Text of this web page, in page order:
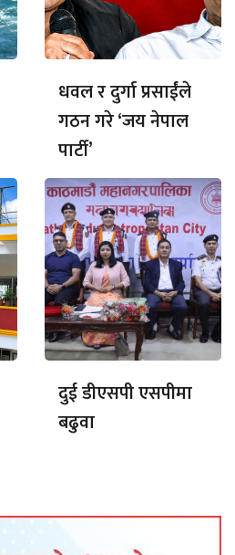
धवल र दुर्गा प्रसाईंले
गठन गरे ‘जय नेपाल
पार्टी’
दुई डीएसपी एसपीमा
बढुवा